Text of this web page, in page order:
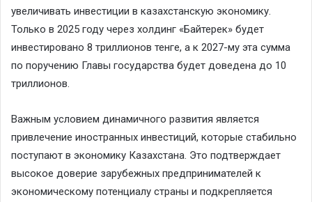
увеличивать инвестиции в казахстанскую экономику.
Только в 2025 году через холдинг «Байтерек» будет
инвестировано 8 триллионов тенге, а к 2027-му эта сумма
по поручению Главы государства будет доведена до 10
триллионов.
Важным условием динамичного развития является
привлечение иностранных инвестиций, которые стабильно
поступают в экономику Казахстана. Это подтверждает
высокое доверие зарубежных предпринимателей к
экономическому потенциалу страны и подкрепляется